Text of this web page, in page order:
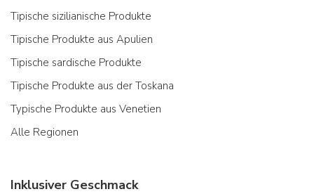
Tipische sizilianische Produkte
Tipische Produkte aus Apulien
Tipische sardische Produkte
Tipische Produkte aus der Toskana
Typische Produkte aus Venetien
Alle Regionen
Inklusiver Geschmack